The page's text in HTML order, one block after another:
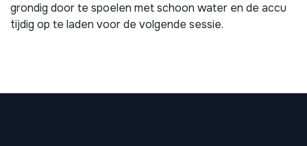
grondig door te spoelen met schoon water en de accu
tijdig op te laden voor de volgende sessie.